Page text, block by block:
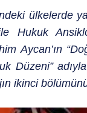
ülkelerde
Hukuk
Aycan’ın
Düzeni”
ikinci